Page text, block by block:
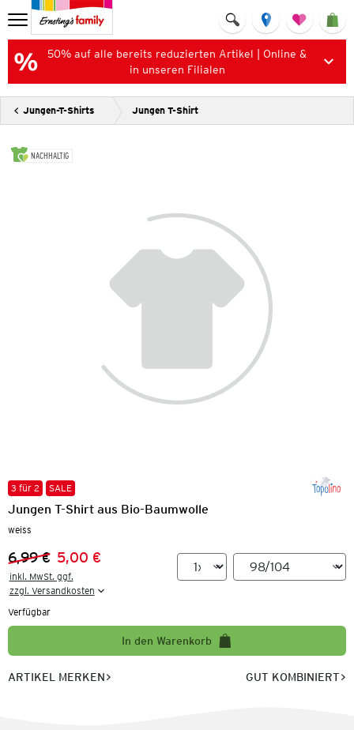
50% auf alle bereits reduzierten Artikel | Online &
in unseren Filialen
Jungen-T-Shirts Jungen T-Shirt
NACHHALTIG
3 für 2 SALE
Jungen T-Shirt aus Bio-Baumwolle
weiss
Vorheriger Preis:
6,99 €
Neuer Preis:
5,00 €
inkl. MwSt. ggf.
zzgl. Versandkosten
Verfügbar
In den Warenkorb
ARTIKEL MERKEN GUT KOMBINIERT